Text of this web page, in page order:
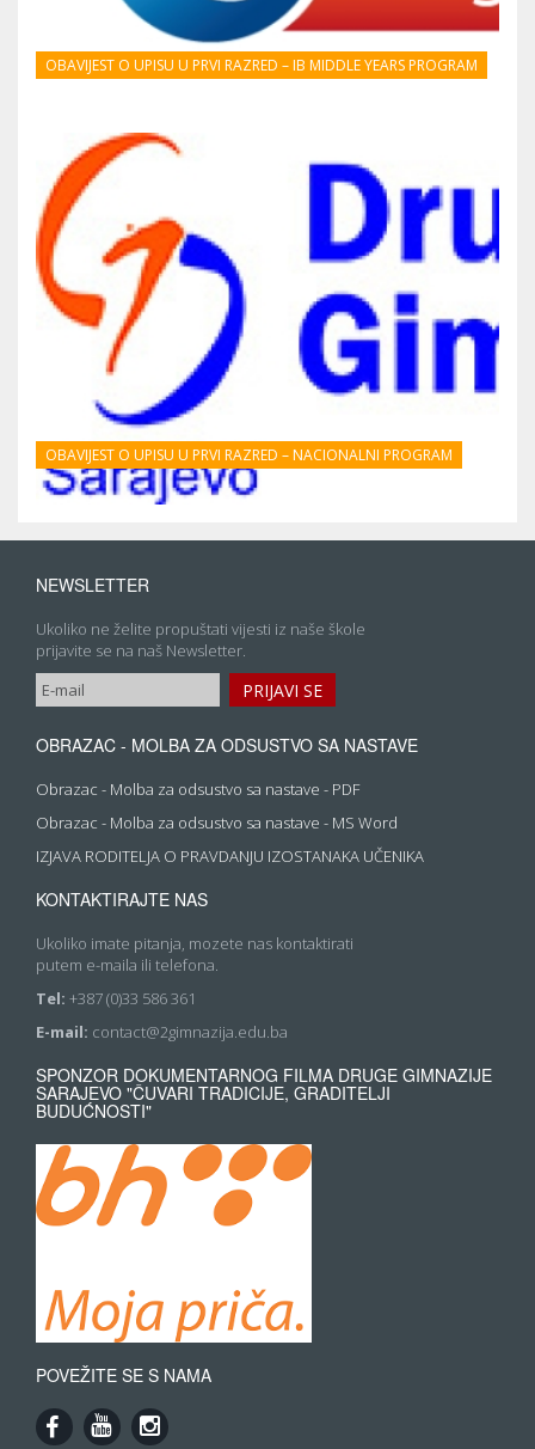
OBAVIJEST O UPISU U PRVI RAZRED – IB MIDDLE YEARS PROGRAM
OBAVIJEST O UPISU U PRVI RAZRED – NACIONALNI PROGRAM
NEWSLETTER
Ukoliko ne želite propuštati vijesti iz naše škole
prijavite se na naš Newsletter.
OBRAZAC - MOLBA ZA ODSUSTVO SA NASTAVE
Obrazac - Molba za odsustvo sa nastave - PDF
Obrazac - Molba za odsustvo sa nastave - MS Word
IZJAVA RODITELJA O PRAVDANJU IZOSTANAKA UČENIKA
KONTAKTIRAJTE NAS
Ukoliko imate pitanja, mozete nas kontaktirati
putem e-maila ili telefona.
Tel: +387 (0)33 586 361
E-mail: contact@2gimnazija.edu.ba
SPONZOR DOKUMENTARNOG FILMA DRUGE GIMNAZIJE
SARAJEVO "ČUVARI TRADICIJE, GRADITELJI
BUDUĆNOSTI"
POVEŽITE SE S NAMA